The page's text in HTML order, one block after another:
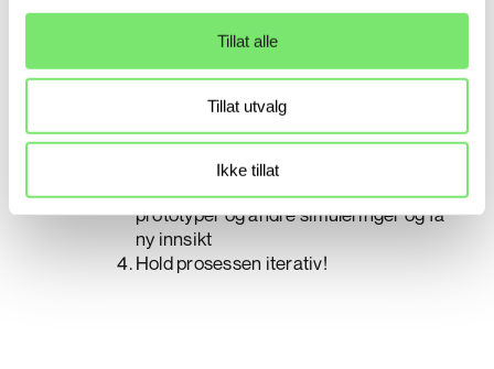
Tillat alle
Tillat utvalg
Ikke tillat
Hva skal du huske på?
Ikke spør brukerne eller kundene dine
de bruker produktet eller tjenesten din
Gjennomfør ulike typer undersøkelser
og bygg innsikter på tvers av studiene
Gå kjapt ut i eksperimentfasen – skap
prototyper og andre simuleringer og få
ny innsikt
Hold prosessen iterativ!